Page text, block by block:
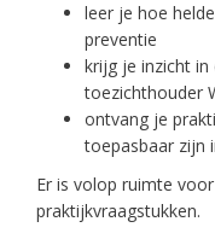
leer je hoe
preventie
krijg je inzicht in
toezichthouder
ontvang je
toepasbaar zijn
Er is volop ruimte
praktijkvraagstukken.